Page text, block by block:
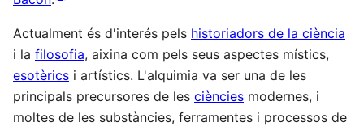
Actualment és d'interés pels historiadors de la ciència
i la filosofia, aixina com pels seus aspectes místics,
esotèrics i artístics. L'alquimia va ser una de les
principals precursores de les ciències modernes, i
moltes de les substàncies, ferramentes i processos de